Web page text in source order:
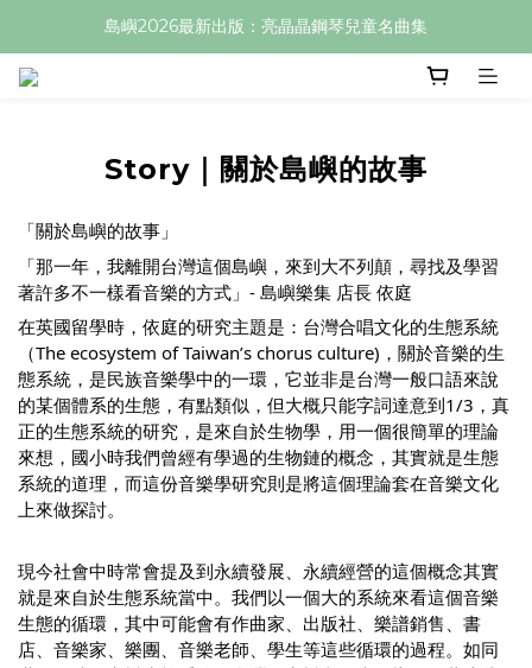
島嶼2026最新出版：亮晶晶鋼琴兒童名曲集
Story｜關於島嶼的故事
「關於島嶼的故事」
「那一年，我離開台灣這個島嶼，來到大不列顛，尋找及學習
著許多不一樣看音樂的方式」- 島嶼樂集 店長 依庭
在英國留學時，依庭的研究主題是：台灣合唱文化的生態系統
（The ecosystem of Taiwan’s chorus culture)，關於音樂的生
態系統，是民族音樂學中的一環，它並非是台灣一般口語來說
的某個體系的生態，有點類似，但大概只能字詞達意到1/3，真
正的生態系統的研究，是來自於生物學，用一個很簡單的理論
來想，國小時我們曾經有學過的生物鏈的概念，其實就是生態
系統的道理，而這份音樂學研究則是將這個理論套在音樂文化
上來做探討。
現今社會中時常會提及到永續發展、永續經營的這個概念其實
就是來自於生態系統當中。我們以一個大的系統來看這個音樂
生態的循環，其中可能會有作曲家、出版社、樂譜銷售、書
店、音樂家、樂團、音樂老師、學生等這些循環的過程。如同